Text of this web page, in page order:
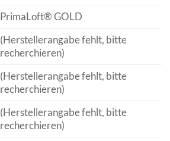
PrimaLoft® GOLD
(Herstellerangabe fehlt, bitte
recherchieren)
(Herstellerangabe fehlt, bitte
recherchieren)
(Herstellerangabe fehlt, bitte
recherchieren)